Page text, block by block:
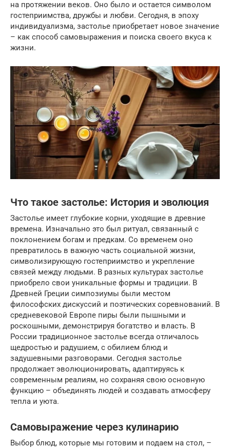
на протяжении веков. Оно было и остается символом
гостеприимства, дружбы и любви. Сегодня, в эпоху
индивидуализма, застолье приобретает новое значение
– как способ самовыражения и поиска своего вкуса к
жизни.
Что такое застолье: История и эволюция
Застолье имеет глубокие корни, уходящие в древние
времена. Изначально это был ритуал, связанный с
поклонением богам и предкам. Со временем оно
превратилось в важную часть социальной жизни,
символизирующую гостеприимство и укрепление
связей между людьми. В разных культурах застолье
приобрело свои уникальные формы и традиции. В
Древней Греции симпозиумы были местом
философских дискуссий и поэтических соревнований. В
средневековой Европе пиры были пышными и
роскошными, демонстрируя богатство и власть. В
России традиционное застолье всегда отличалось
щедростью и радушием, с обилием блюд и
задушевными разговорами. Сегодня застолье
продолжает эволюционировать, адаптируясь к
современным реалиям, но сохраняя свою основную
функцию – объединять людей и создавать атмосферу
тепла и уюта.
Самовыражение через кулинарию
Выбор блюд, которые мы готовим и подаем на стол, –